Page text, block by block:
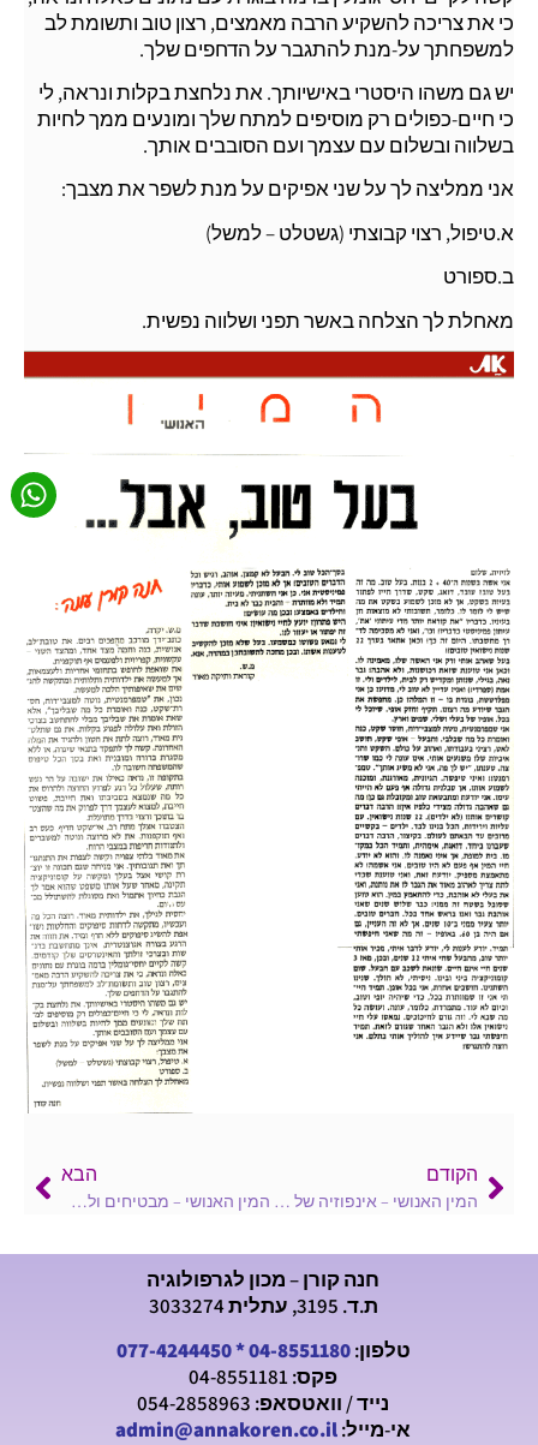
כי את צריכה להשקיע הרבה מאמצים, רצון טוב ותשומת לב
למשפחתך על-מנת להתגבר על הדחפים שלך.
יש גם משהו היסטרי באישיותך. את נלחצת בקלות ונראה, לי
כי חיים-כפולים רק מוסיפים למתח שלך ומונעים ממך לחיות
בשלווה ובשלום עם עצמך ועם הסובבים אותך.
אני ממליצה לך על שני אפיקים על מנת לשפר את מצבך:
א.טיפול, רצוי קבוצתי (גשטלט – למשל)
ב.ספורט
מאחלת לך הצלחה באשר תפני ושלווה נפשית.
הקודם
המין האנושי – אינפוזיה של ביטחון עצמי
הבא
המין האנושי – מבטיחים ולא מקיימים
חנה קורן – מכון לגרפולוגיה
ת.ד. 3195, עתלית 3033274
טלפון:04-8551180
*
077-4244450
פקס: 04-8551181
נייד / וואטסאפ: 054-2858963
אי-מייל:admin@annakoren.co.il